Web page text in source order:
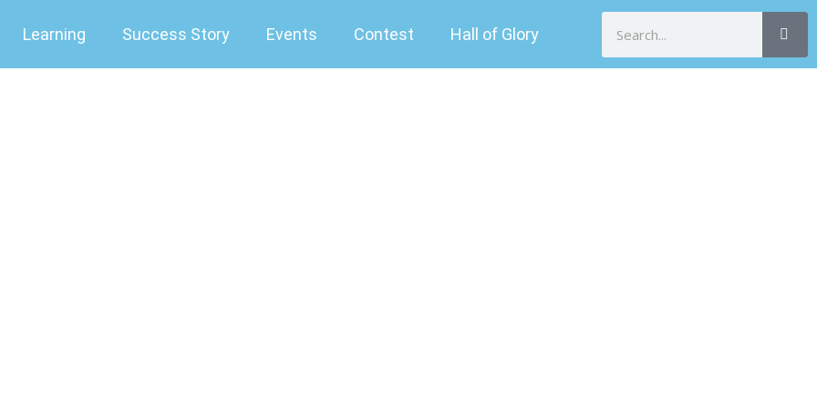
Learning Success Story Events Contest Hall of Glory